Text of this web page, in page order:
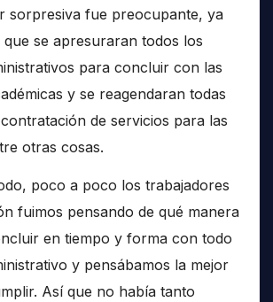
sorpresiva fue preocupante, ya
que se apresuraran todos los
para concluir con las
y se reagendaran todas
de servicios para las
otras cosas.
poco a poco los trabajadores
fuimos pensando de qué manera
en tiempo y forma con todo
y pensábamos la mejor
Así que no había tanto